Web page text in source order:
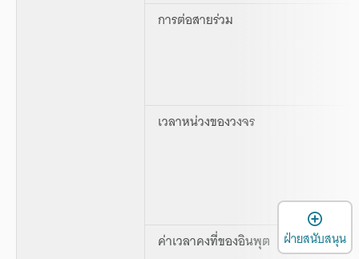
การต่อสายร่วม
เวลาหน่วงของวงจร
ค่าเวลาคงที่ของอินพุต
ฝ่ายสนับสนุน